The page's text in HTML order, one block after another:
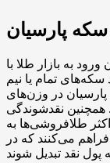
پارسیان
به بازار طلا با
تمام یا نیم
پارسیان در وزن‌های
همچنین نقدشوندگی
طلافروشی‌ها به
می‌کنند که در